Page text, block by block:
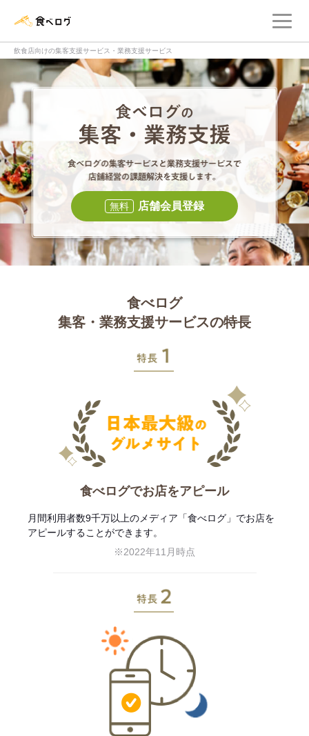
飲食店向けの集客支援サービス・業務支援サービス
食べログの集客
食べログの集
無料 店舗会員登録
食べログ
集客・業務支援サービスの特長
食べログでお店をアピール
月間利用者数9千万以上のメディア「食べログ」でお店を
アピールすることができます。
※2022年11月時点